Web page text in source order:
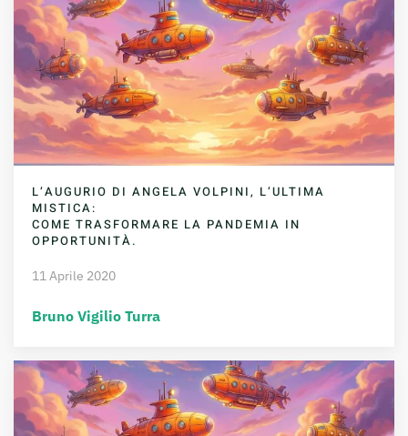
L’AUGURIO DI ANGELA VOLPINI, L’ULTIMA
MISTICA:
COME TRASFORMARE LA PANDEMIA IN
OPPORTUNITÀ.
11 Aprile 2020
Bruno Vigilio Turra